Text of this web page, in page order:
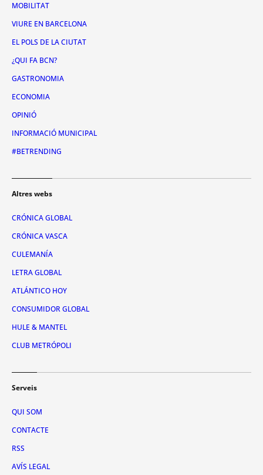
MOBILITAT
VIURE EN BARCELONA
EL POLS DE LA CIUTAT
¿QUI FA BCN?
GASTRONOMIA
ECONOMIA
OPINIÓ
INFORMACIÓ MUNICIPAL
#BETRENDING
Altres webs
CRÓNICA GLOBAL
CRÓNICA VASCA
CULEMANÍA
LETRA GLOBAL
ATLÁNTICO HOY
CONSUMIDOR GLOBAL
HULE & MANTEL
CLUB METRÓPOLI
Serveis
QUI SOM
CONTACTE
RSS
AVÍS LEGAL